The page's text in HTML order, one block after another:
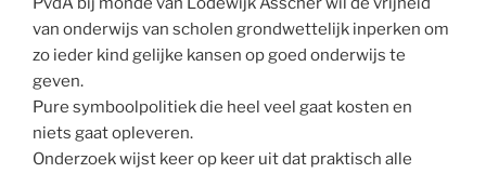
van onderwijs van scholen grondwettelijk inperken om
zo ieder kind gelijke kansen op goed onderwijs te
geven.
Pure symboolpolitiek die heel veel gaat kosten en
niets gaat opleveren.
Onderzoek wijst keer op keer uit dat praktisch alle